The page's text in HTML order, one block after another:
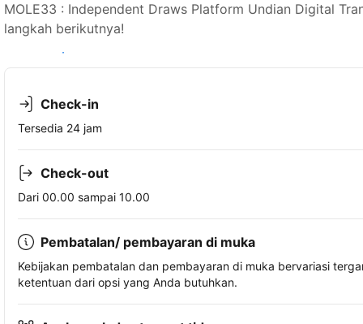
MOLE33 : Independent Draws Platform Undian Digital
langkah berikutnya!
Lihat ketersediaan
Check-in
Tersedia 24 jam
Check-out
Dari 00.00 sampai 10.00
Pembatalan/ pembayaran di muka
Kebijakan pembatalan dan pembayaran di muka bervariasi
ketentuan dari opsi yang Anda butuhkan.